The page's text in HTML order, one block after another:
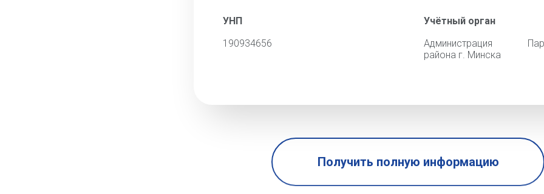
УНП
190934656
Учётный орган
Администрация
района г. Минска
Получить полную информацию